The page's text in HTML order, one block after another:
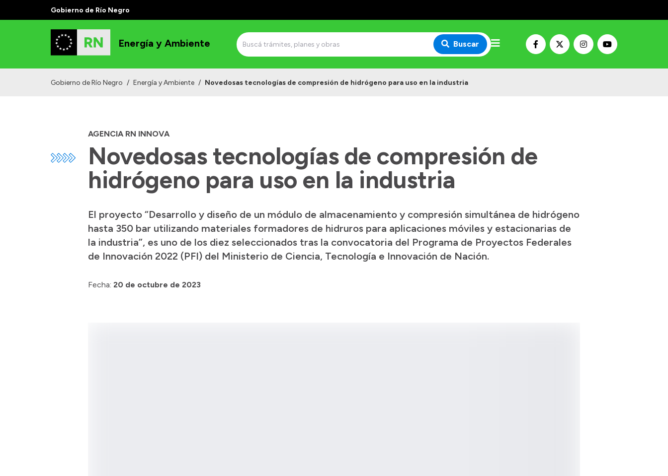
Gobierno de Río Negro
Energía y Ambiente Buscar
Gobierno de Río Negro / Energía y Ambiente / Novedosas tecnologías de compresión de hidrógeno para uso en la industria
AGENCIA RN INNOVA
Novedosas tecnologías de compresión de
hidrógeno para uso en la industria
El proyecto “Desarrollo y diseño de un módulo de almacenamiento y compresión simultánea de hidrógeno
hasta 350 bar utilizando materiales formadores de hidruros para aplicaciones móviles y estacionarias de
la industria”, es uno de los diez seleccionados tras la convocatoria del Programa de Proyectos Federales
de Innovación 2022 (PFI) del Ministerio de Ciencia, Tecnología e Innovación de Nación.
Fecha: 20 de octubre de 2023